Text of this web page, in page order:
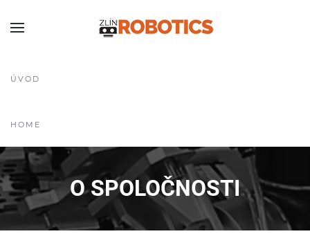
ÚVOD
HOME
O SPOLOČNOSTI